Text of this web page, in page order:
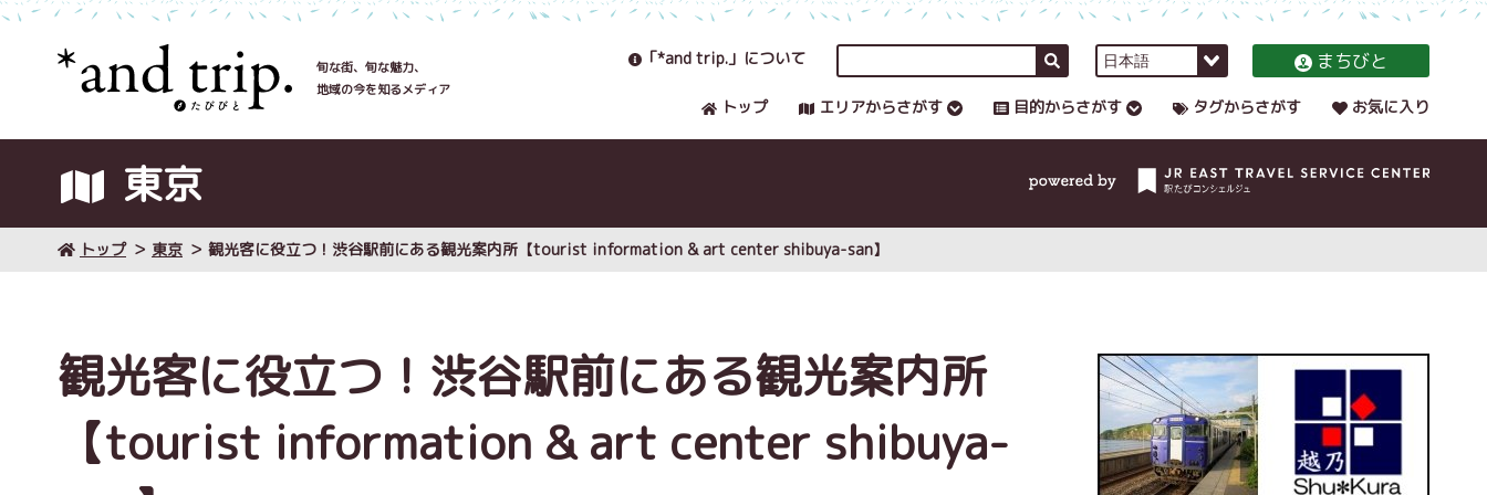
旬な街、旬な魅力、
地域の今を知るメディア
「*and trip.」について まちびと
トップ エリアからさがす 目的からさがす タグからさがす お気に入り
東京
トップ 東京 観光客に役立つ！渋谷駅前にある観光案内所【tourist information & art center shibuya-san】
観光客に役立つ！渋谷駅前にある観光案内所
【tourist information & art center shibuya-